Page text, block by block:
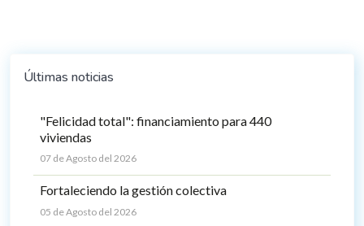
Últimas noticias
"Felicidad total": financiamiento para 440
viviendas
07 de Agosto del 2026
Fortaleciendo la gestión colectiva
05 de Agosto del 2026